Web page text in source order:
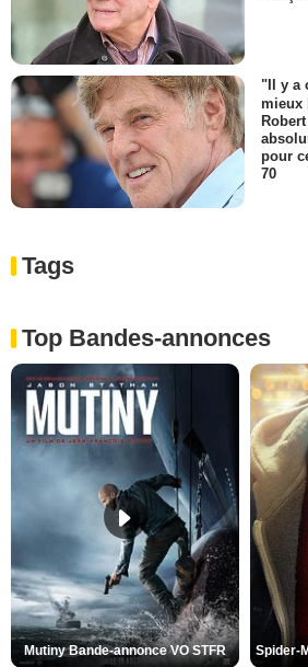
"Il y a
mieux
pour
70
Tags
Top Bandes-annonces
Mutiny Bande-annonce VO STFR